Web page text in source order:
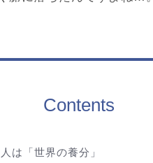
Contents
は「世界の養分」